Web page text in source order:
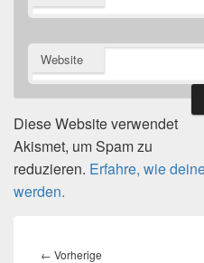
Website
Diese Website verwendet
Akismet, um Spam zu
reduzieren. Erfahre, wie
werden.
← Vorherige